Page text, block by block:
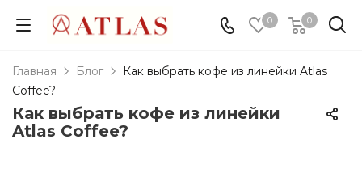
0 0
Главная Блог
Как выбрать кофе из линейки Atlas
Coffee?
Как выбрать кофе из линейки
Atlas Coffee?